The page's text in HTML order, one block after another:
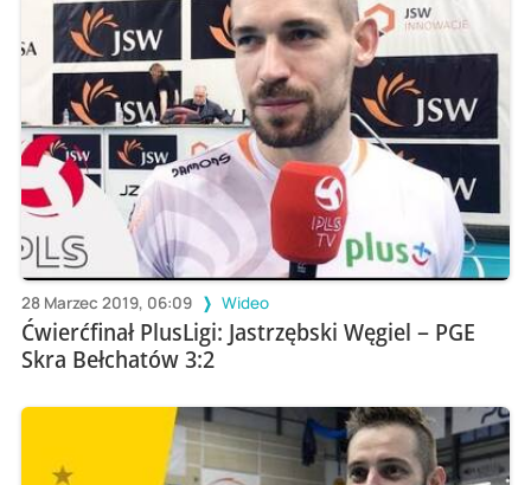
28 Marzec 2019, 06:09 Wideo
Ćwierćfinał PlusLigi: Jastrzębski Węgiel – PGE
Skra Bełchatów 3:2